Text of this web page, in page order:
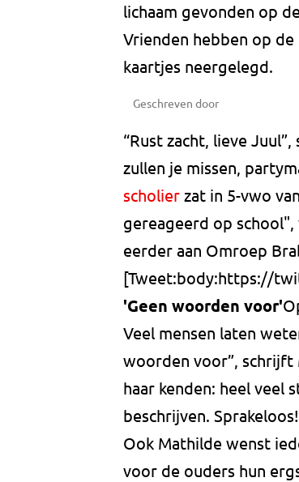
lichaam gevonden op
Vrienden hebben op
kaartjes neergelegd.
Geschreven door
“Rust zacht, lieve
zullen je missen,
scholier zat in 5-vwo
gereageerd op
eerder aan Omroep
[Tweet:body:https://
'Geen woorden voor'
Veel mensen laten
woorden voor”, schrijft
haar kenden: heel veel
beschrijven.
Ook Mathilde wenst
voor de ouders hun